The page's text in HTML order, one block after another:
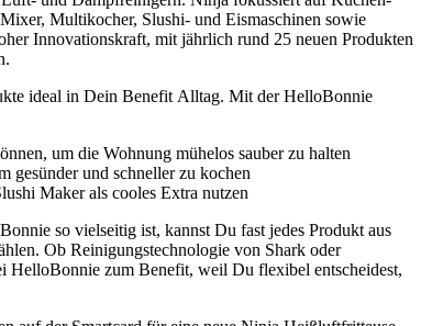
Multikocher, Slushi‑ und Eismaschinen sowie
Innovationskraft, mit jährlich rund 25 neuen Produkten
ideal in Dein Benefit Alltag. Mit der HelloBonnie
um die Wohnung mühelos sauber zu halten
gesünder und schneller zu kochen
Maker als cooles Extra nutzen
so vielseitig ist, kannst Du fast jedes Produkt aus
Ob Reinigungstechnologie von Shark oder
zum Benefit, weil Du flexibel entscheidest,